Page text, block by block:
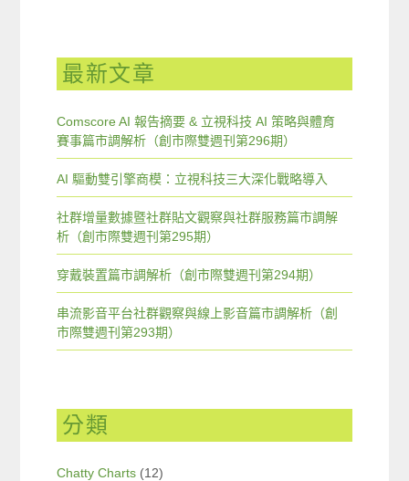
最新文章
Comscore AI 報告摘要 & 立視科技 AI 策略與體育
賽事篇市調解析（創市際雙週刊第296期）
AI 驅動雙引擎商模：立視科技三大深化戰略導入
社群增量數據暨社群貼文觀察與社群服務篇市調解
析（創市際雙週刊第295期）
穿戴裝置篇市調解析（創市際雙週刊第294期）
串流影音平台社群觀察與線上影音篇市調解析（創
市際雙週刊第293期）
分類
Chatty Charts (12)